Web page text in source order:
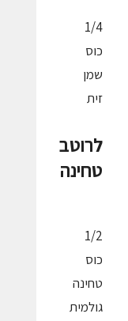
1/4
כוס
שמן
זית
לרוטב
טחינה
1/2
כוס
טחינה
גולמית